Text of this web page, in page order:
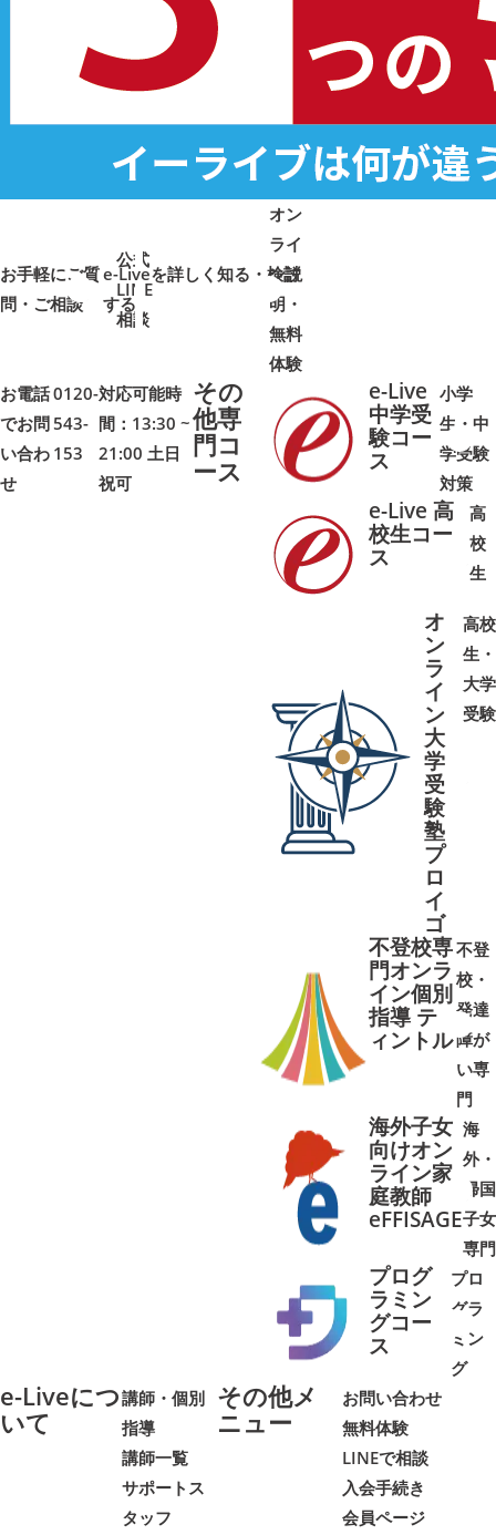
公式
LINE
相談
お手軽にご質
問・ご相談➜ ➜
オン
ライ
ン説
明・
無料
体験
e-Liveを詳しく知る・検討
する
➜➜
お電話
でお問
い合わ
せ
0120-
543-
153
対応可能時
間：13:30 ~
21:00 土日
祝可
その
他専
門コ
ース
e-Live
中学受
験コー
ス
小学
生・中
学受験
対策
➜➜
e-Live 高
校生コー
ス
高
校
生
➜➜
オ
ン
ラ
イ
ン
大
学
受
験
塾
プ
ロ
イ
ゴ
高校
生・
大学
受験
不登校専
門オンラ
イン個別
指導 テ
ィントル
不登
校・
発達
障が
い専
門
➜➜
海外子女
向けオン
ライン家
庭教師
eFFISAGE
海
外・
帰国
子女
専門
➜➜
プログ
ラミン
グコー
ス
プロ
グラ
ミン
グ
➜➜
e-Liveにつ
いて
講師・個別
指導
講師一覧
サポートス
タッフ
その他メ
ニュー
お問い合わせ
無料体験
LINEで相談
入会手続き
会員ページ